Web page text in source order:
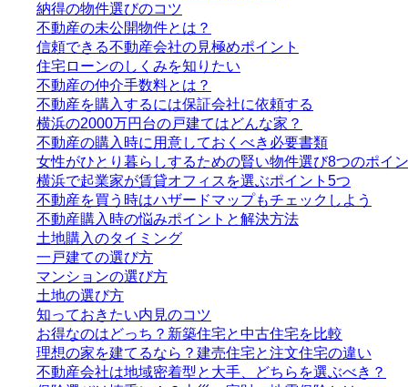
納得の物件選びのコツ
不動産の未公開物件とは？
信頼できる不動産会社の見極めポイント
住宅ローンのしくみを知りたい
不動産の仲介手数料とは？
不動産を購入するには保証会社に依頼する
横浜の2000万円台の戸建てはどんな家？
不動産の購入時に用意しておくべき必要書類
女性がひとり暮らしするための賢い物件選び8つのポイン
横浜で起業家が賃貸オフィスを選ぶポイント5つ
不動産を買う時はハザードマップもチェックしよう
不動産購入時の悩みポイントと解決方法
土地購入のタイミング
一戸建ての選び方
マンションの選び方
土地の選び方
知っておきたい内見のコツ
お得なのはどっち？新築住宅と中古住宅を比較
理想の家を建てるなら？建売住宅と注文住宅の違い
不動産会社は地域密着型と大手、どちらを選ぶべき？